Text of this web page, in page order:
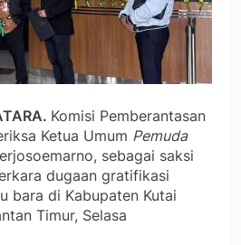
Komisi Pemberantasan
Ketua Umum Pemuda
sebagai saksi
dugaan gratifikasi
bara di Kabupaten Kutai
Timur, Selasa